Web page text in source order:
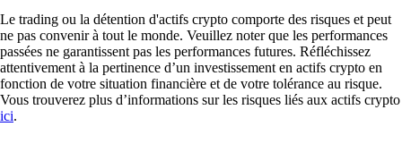
Le trading ou la détention d'actifs crypto comporte des risques et peut
ne pas convenir à tout le monde. Veuillez noter que les performances
passées ne garantissent pas les performances futures. Réfléchissez
attentivement à la pertinence d’un investissement en actifs crypto en
fonction de votre situation financière et de votre tolérance au risque.
Vous trouverez plus d’informations sur les risques liés aux actifs crypto
ici.